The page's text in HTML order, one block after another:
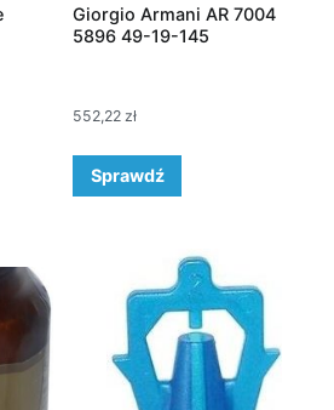
Giorgio Armani AR 7004
5896 49-19-145
552,22zł
Sprawdź